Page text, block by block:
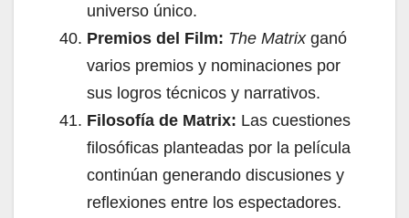
universo único.
Premios del Film: The Matrixganó
varios premios y nominaciones por
sus logros técnicos y narrativos.
Filosofía de Matrix: Las cuestiones
filosóficas planteadas por la película
continúan generando discusiones y
reflexiones entre los espectadores.